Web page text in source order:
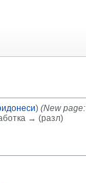
) (New page:
→ (разл)